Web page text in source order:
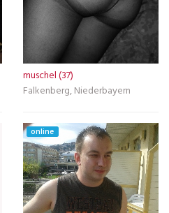
muschel (37)
Falkenberg, Niederbayern
online